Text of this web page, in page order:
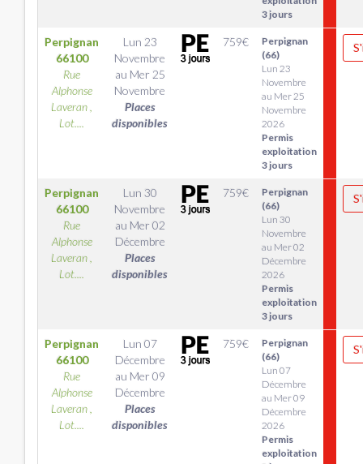
3 jours
Perpignan
66100
Rue
Alphonse
Laveran ,
Lot....
Lun 23
Novembre
au Mer 25
Novembre
Places
disponibles
759€
Perpignan
(66)
Lun 23
Novembre
au Mer 25
Novembre
2026
Permis
exploitation
3 jours
Perpignan
66100
Rue
Alphonse
Laveran ,
Lot....
Lun 30
Novembre
au Mer 02
Décembre
Places
disponibles
759€
Perpignan
(66)
Lun 30
Novembre
au Mer 02
Décembre
2026
Permis
exploitation
3 jours
Perpignan
66100
Rue
Alphonse
Laveran ,
Lot....
Lun 07
Décembre
au Mer 09
Décembre
Places
disponibles
759€
Perpignan
(66)
Lun 07
Décembre
au Mer 09
Décembre
2026
Permis
exploitation